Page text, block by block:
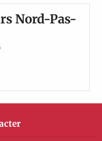
Nord-Pas-